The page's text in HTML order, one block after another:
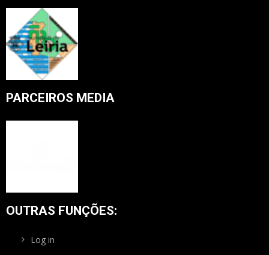
PARCEIROS MEDIA
OUTRAS FUNÇÕES:
Log in